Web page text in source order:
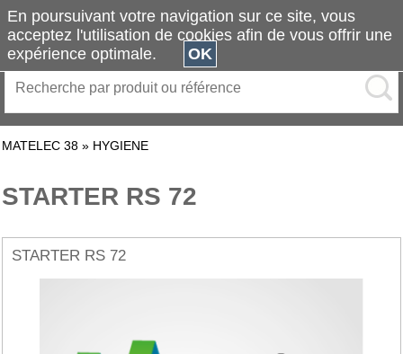
MATELEC 38 » HYGIENE
STARTER RS 72
STARTER RS 72
En poursuivant votre navigation sur ce site, vous
acceptez l'utilisation de cookies afin de vous offrir une
expérience optimale.
OK